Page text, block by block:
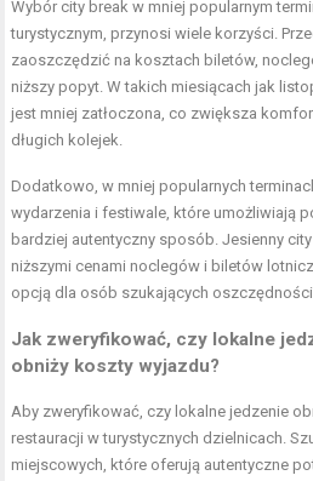
Wybór city break w mniej popularnym
turystycznym, przynosi wiele korzyści.
zaoszczędzić na kosztach biletów,
niższy popyt. W takich miesiącach jak
jest mniej zatłoczona, co zwiększa
długich kolejek.
Dodatkowo, w mniej popularnych
wydarzenia i festiwale, które umożliwiają
bardziej autentyczny sposób. Jesienny
niższymi cenami noclegów i biletów
opcją dla osób szukających
Jak zweryfikować, czy lokalne
obniży koszty wyjazdu?
Aby zweryfikować, czy lokalne jedzenie
restauracji w turystycznych dzielnicach.
miejscowych, które oferują autentyczne